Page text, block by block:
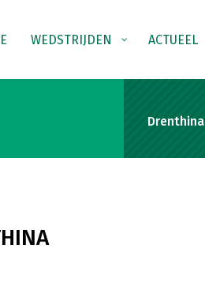
WEDSTRIJDEN ACTUEEL
Drenthina